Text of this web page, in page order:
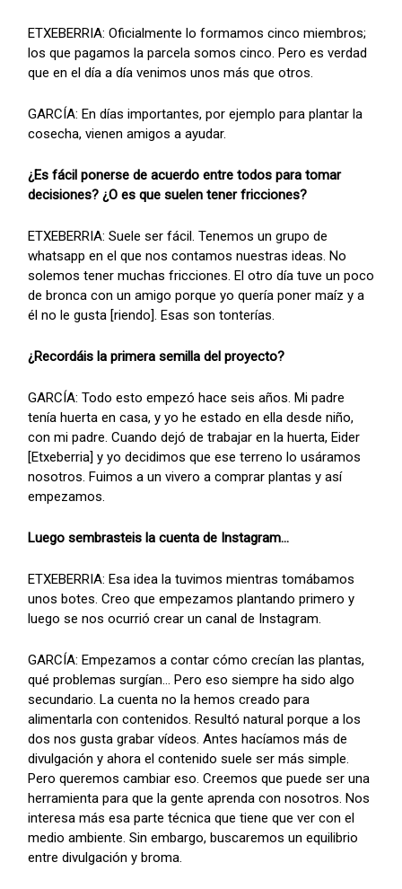
ETXEBERRIA: Oficialmente lo formamos cinco miembros;
los que pagamos la parcela somos cinco. Pero es verdad
que en el día a día venimos unos más que otros.
GARCÍA: En días importantes, por ejemplo para plantar la
cosecha, vienen amigos a ayudar.
¿Es fácil ponerse de acuerdo entre todos para tomar
decisiones? ¿O es que suelen tener fricciones?
ETXEBERRIA: Suele ser fácil. Tenemos un grupo de
whatsapp en el que nos contamos nuestras ideas. No
solemos tener muchas fricciones. El otro día tuve un poco
de bronca con un amigo porque yo quería poner maíz y a
él no le gusta [riendo]. Esas son tonterías.
¿Recordáis la primera semilla del proyecto?
GARCÍA: Todo esto empezó hace seis años. Mi padre
tenía huerta en casa, y yo he estado en ella desde niño,
con mi padre. Cuando dejó de trabajar en la huerta, Eider
[Etxeberria] y yo decidimos que ese terreno lo usáramos
nosotros. Fuimos a un vivero a comprar plantas y así
empezamos.
Luego sembrasteis la cuenta de Instagram...
ETXEBERRIA: Esa idea la tuvimos mientras tomábamos
unos botes. Creo que empezamos plantando primero y
luego se nos ocurrió crear un canal de Instagram.
GARCÍA: Empezamos a contar cómo crecían las plantas,
qué problemas surgían... Pero eso siempre ha sido algo
secundario. La cuenta no la hemos creado para
alimentarla con contenidos. Resultó natural porque a los
dos nos gusta grabar vídeos. Antes hacíamos más de
divulgación y ahora el contenido suele ser más simple.
Pero queremos cambiar eso. Creemos que puede ser una
herramienta para que la gente aprenda con nosotros. Nos
interesa más esa parte técnica que tiene que ver con el
medio ambiente. Sin embargo, buscaremos un equilibrio
entre divulgación y broma.